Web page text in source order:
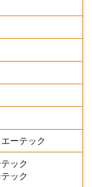
ーテック
ック
ック